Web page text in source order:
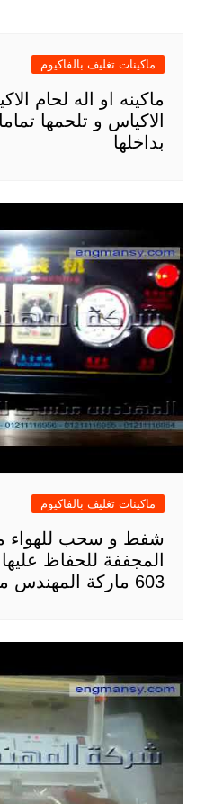
ماكينات تغليف بالفاكيوم
ماكينه او اله لحام
الاكياس و تلحمها
بداخلها
ماكينات تغليف بالفاكيوم
شفط و سحب للهواء
المجففة للحفاظ
603 ماركة المهندس منسي شرح حسن